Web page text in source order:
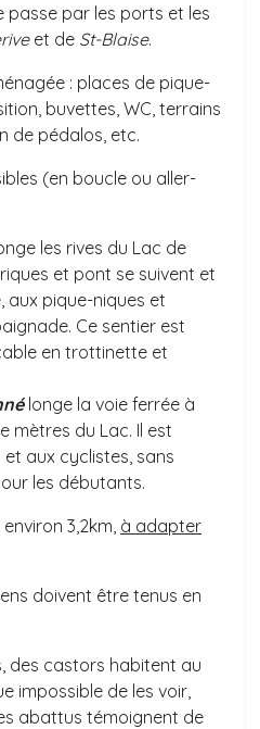
passe par les ports et les
et de St-Blaise.
: places de pique-
buvettes, WC, terrains
de pédalos, etc.
(en boucle ou aller-
les rives du Lac de
et pont se suivent et
aux pique-niques et
Ce sentier est
en trottinette et
longe la voie ferrée à
mètres du Lac. Il est
aux cyclistes, sans
les débutants.
3,2km, à adapter
doivent être tenus en
des castors habitent au
impossible de les voir,
abattus témoignent de